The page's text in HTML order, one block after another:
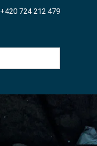
+420 724 212 479